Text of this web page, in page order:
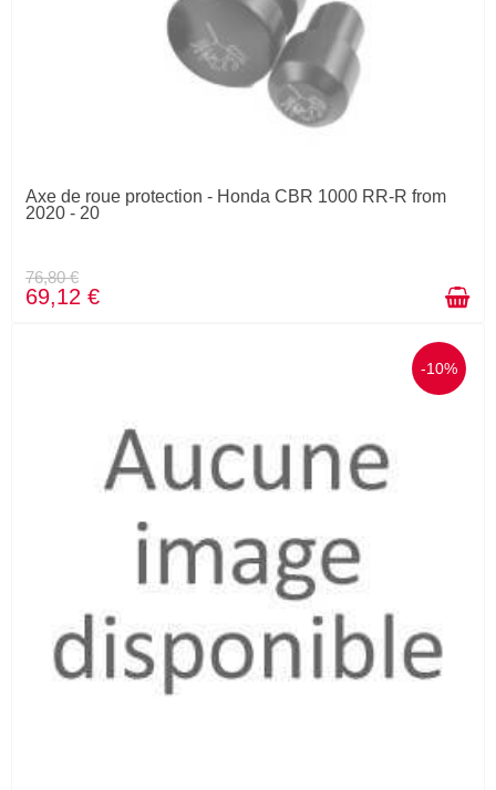
Axe de roue protection - Honda CBR 1000 RR-R from
2020 - 20
76,80 €
69,12 €
-10%